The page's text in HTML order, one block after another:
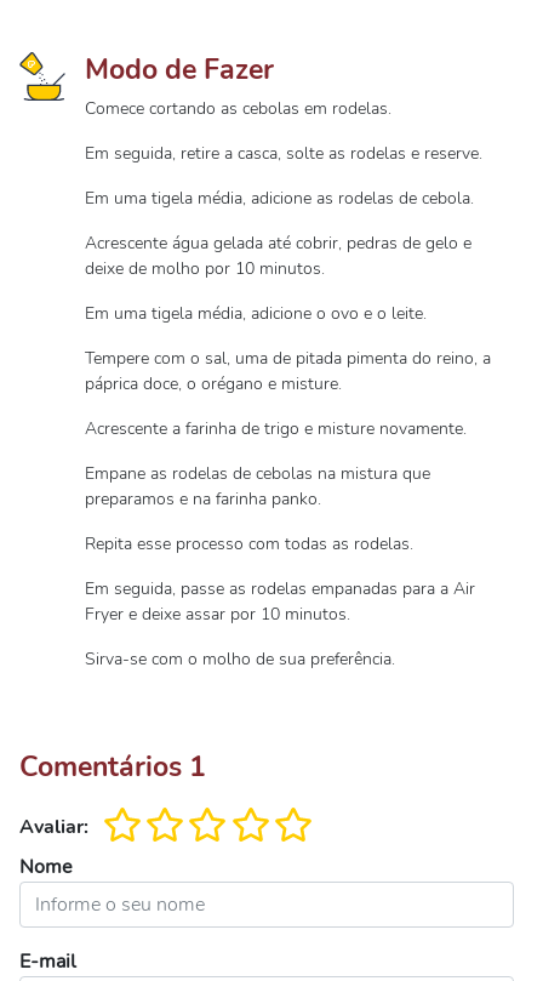
Modo de Fazer
Comece cortando as cebolas em rodelas.
Em seguida, retire a casca, solte as rodelas e reserve.
Em uma tigela média, adicione as rodelas de cebola.
Acrescente água gelada até cobrir, pedras de gelo e
deixe de molho por 10 minutos.
Em uma tigela média, adicione o ovo e o leite.
Tempere com o sal, uma de pitada pimenta do reino, a
páprica doce, o orégano e misture.
Acrescente a farinha de trigo e misture novamente.
Empane as rodelas de cebolas na mistura que
preparamos e na farinha panko.
Repita esse processo com todas as rodelas.
Em seguida, passe as rodelas empanadas para a Air
Fryer e deixe assar por 10 minutos.
Sirva-se com o molho de sua preferência.
Comentários 1
Avaliar:
Nome
E-mail